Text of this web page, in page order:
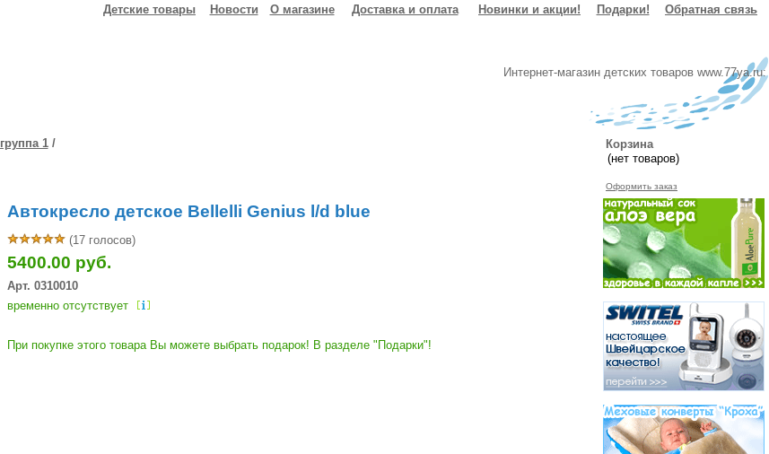
Детские товары Новости О магазине Доставка и оплата Новинки и акции! Подарки! Обратная связь
Интернет-магазин детских товаров www.77ya.ru:
группа 1/
Автокресло детское Bellelli Genius l/d blue
(17 голосов)
5400.00 руб.
Арт. 0310010
временно отсутствует
При покупке этого товара Вы можете выбрать подарок! В разделе "Подарки"!
Корзина
Оформить заказ